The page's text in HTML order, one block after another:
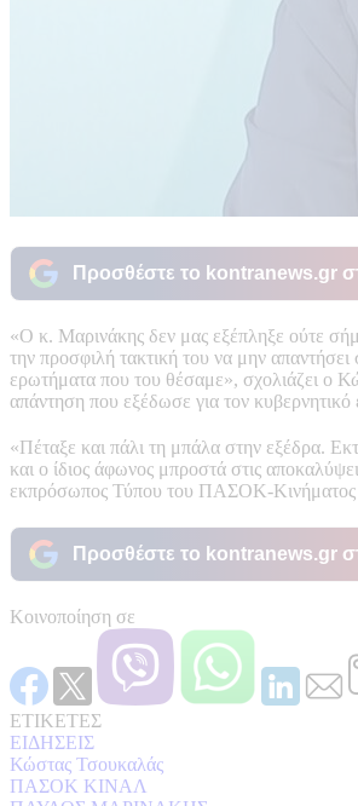
Προσθέστε το kontranews.gr
«Ο κ. Μαρινάκης δεν μας εξέπληξε ούτε
την προσφιλή τακτική του να μην
ερωτήματα που του θέσαμε», σχολιάζει ο
απάντηση που εξέδωσε για τον
«Πέταξε και πάλι τη μπάλα στην εξέδρα.
και ο ίδιος άφωνος μπροστά στις
εκπρόσωπος Τύπου του ΠΑΣΟΚ-Κινήματος
Προσθέστε το kontranews.gr
Κοινοποίηση σε
ΕΤΙΚΕΤΕΣ
ΕΙΔΗΣΕΙΣ
Κώστας Τσουκαλάς
ΠΑΣΟΚ ΚΙΝΑΛ